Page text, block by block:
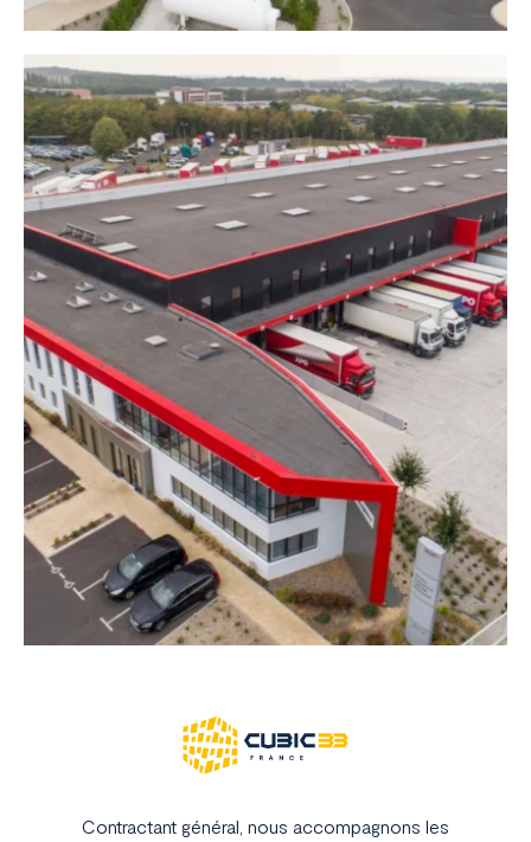
Contractant général, nous accompagnons les